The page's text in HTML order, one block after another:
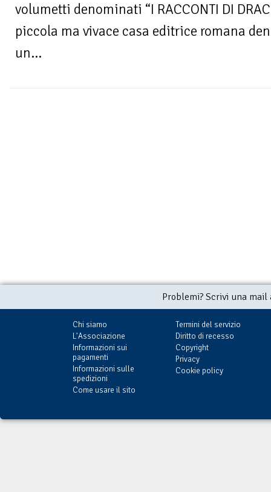
volumetti denominati “I RACCONTI DI
piccola ma vivace casa editrice romana
un...
Problemi? Scrivi una
Chi siamo
L'Associazione
Informazioni sui
pagamenti
Informazioni sulle
spedizioni
Come usare il sito
Termini del servizio
Diritto di recesso
Copyright
Privacy
Cookie policy